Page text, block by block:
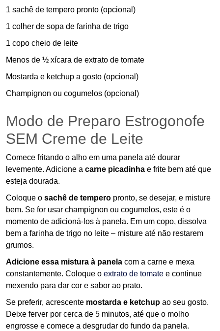
1 sachê de tempero pronto (opcional)
1 colher de sopa de farinha de trigo
1 copo cheio de leite
Menos de ½ xícara de extrato de tomate
Mostarda e ketchup a gosto (opcional)
Champignon ou cogumelos (opcional)
Modo de Preparo Estrogonofe
SEM Creme de Leite
Comece fritando o alho em uma panela até dourar
levemente. Adicione a carne picadinha e frite bem até que
esteja dourada.
Coloque o sachê de tempero pronto, se desejar, e misture
bem. Se for usar champignon ou cogumelos, este é o
momento de adicioná-los à panela. Em um copo, dissolva
bem a farinha de trigo no leite – misture até não restarem
grumos.
Adicione essa mistura à panela com a carne e mexa
constantemente. Coloque o extrato de tomate e continue
mexendo para dar cor e sabor ao prato.
Se preferir, acrescente mostarda e ketchup ao seu gosto.
Deixe ferver por cerca de 5 minutos, até que o molho
engrosse e comece a desgrudar do fundo da panela.